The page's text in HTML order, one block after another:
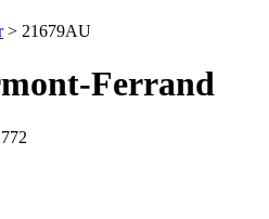
> 21679AU
Ferrand